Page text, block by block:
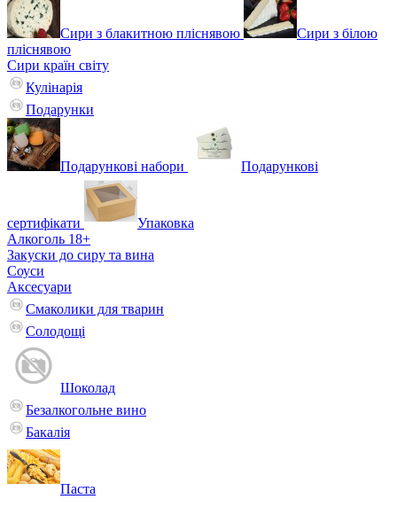
Сири з блакитною пліснявою
Сири з білою
пліснявою
Сири країн світу
Кулінарія
Подарунки
Подарункові набори Подарункові
сертифікати
Упаковка
Алкоголь 18+
Закуски до сиру та вина
Соуси
Аксесуари
Смаколики для тварин
Солодощі
Шоколад
Безалкогольне вино
Бакалія
Паста